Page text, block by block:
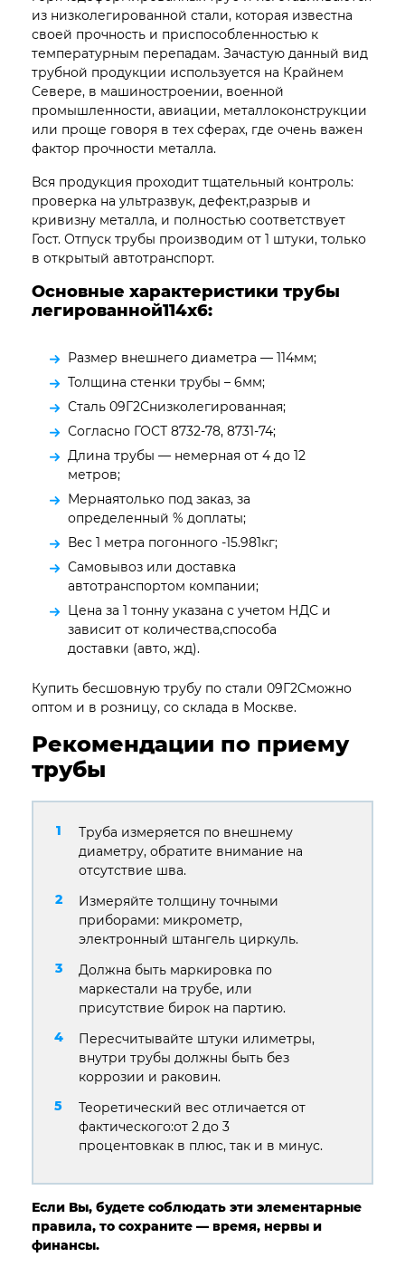
из низколегированной стали, которая известна
своей прочность и приспособленностью к
температурным перепадам. Зачастую данный вид
трубной продукции используется на Крайнем
Севере, в машиностроении, военной
промышленности, авиации, металлоконструкции
или проще говоря в тех сферах, где очень важен
фактор прочности металла.
Вся продукция проходит тщательный контроль:
проверка на ультразвук, дефект,разрыв и
кривизну металла, и полностью соответствует
Гост. Отпуск трубы производим от 1 штуки, только
в открытый автотранспорт.
Основные характеристики трубы
легированной114х6:
Размер внешнего диаметра — 114мм;
Толщина стенки трубы – 6мм;
Сталь 09Г2Снизколегированная;
Согласно ГОСТ 8732-78, 8731-74;
Длина трубы — немерная от 4 до 12
метров;
Мернаятолько под заказ, за
определенный % доплаты;
Вес 1 метра погонного -15.981кг;
Самовывоз или доставка
автотранспортом компании;
Цена за 1 тонну указана с учетом НДС и
зависит от количества,способа
доставки (авто, жд).
Купить бесшовную трубу по стали 09Г2Сможно
оптом и в розницу, со склада в Москве.
Рекомендации по приему
трубы
Труба измеряется по внешнему
диаметру, обратите внимание на
отсутствие шва.
Измеряйте толщину точными
приборами: микрометр,
электронный штангель циркуль.
Должна быть маркировка по
маркестали на трубе, или
присутствие бирок на партию.
Пересчитывайте штуки илиметры,
внутри трубы должны быть без
коррозии и раковин.
Теоретический вес отличается от
фактического:от 2 до 3
процентовкак в плюс, так и в минус.
Если Вы, будете соблюдать эти элементарные
правила, то сохраните — время, нервы и
финансы.